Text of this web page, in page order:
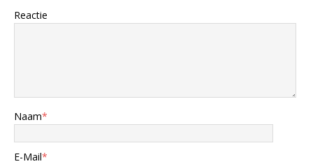
Reactie
Naam*
E-Mail*